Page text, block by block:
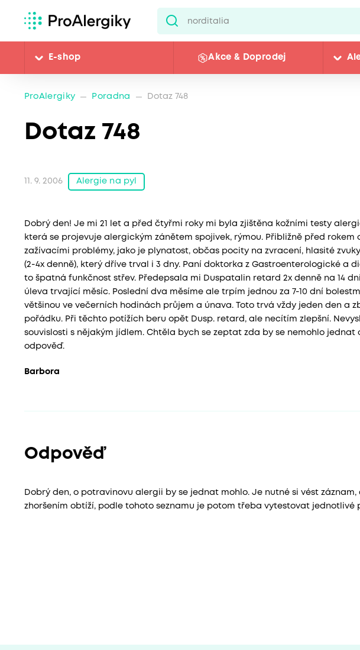
E-shop Akce & Doprodej
ProAlergiky Poradna Dotaz 748
Dotaz 748
11. 9. 2006 Alergie na pyl
Dobrý den! Je mi 21 let a před čtyřmi roky mi byla zjištěna kožními testy
která se projevuje alergickým zánětem spojivek, rýmou. Přibližně před
zažívacími problémy, jako je plynatost, občas pocity na zvracení, hlasité
(2-4x denně), který dříve trval i 3 dny. Paní doktorka z Gastroenterologické a
to špatná funkčnost střev. Předepsala mi Duspatalin retard 2x denně na 14
úleva trvající měsíc. Poslední dva měsíme ale trpím jednou za 7-10 dní
většinou ve večerních hodinách průjem a únava. Toto trvá vždy jeden den a
pořádku. Při těchto potížích beru opět Dusp. retard, ale necítím zlepšní.
souvislosti s nějakým jídlem. Chtěla bych se zeptat zda by se nemohlo jednat
odpověď.
Barbora
Odpověď
Dobrý den, o potravinovu alergii by se jednat mohlo. Je nutné si vést
zhoršením obtíží, podle tohoto seznamu je potom třeba vytestovat jednotlivé